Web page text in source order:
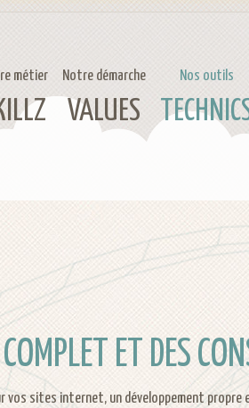
métier Notre démarche
VALUES
Nos outils
ET DES
sites internet, un développement propre